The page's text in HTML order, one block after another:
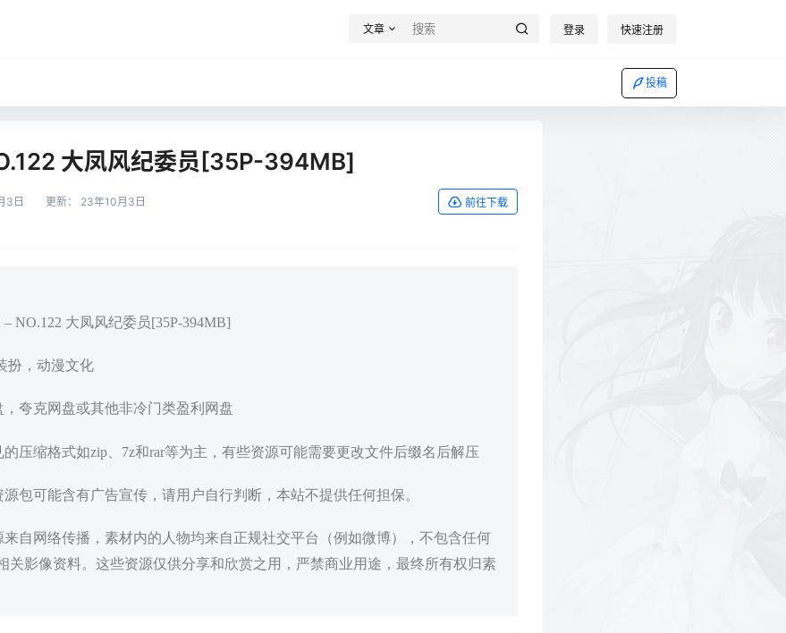
文章 登录 快速注册
投稿
大凤风纪委员[35P-394MB]
3日 更新： 23年10月3日 前往下载
NO.122 大凤风纪委员[35P-394MB]
扮，动漫文化
夸克网盘或其他非冷门类盈利网盘
压缩格式如zip、7z和rar等为主，有些资源可能需要更改文件后缀名后解压
包可能含有广告宣传，请用户自行判断，本站不提供任何担保。
自网络传播，素材内的人物均来自正规社交平台（例如微博），不包含任何
关影像资料。这些资源仅供分享和欣赏之用，严禁商业用途，最终所有权归素